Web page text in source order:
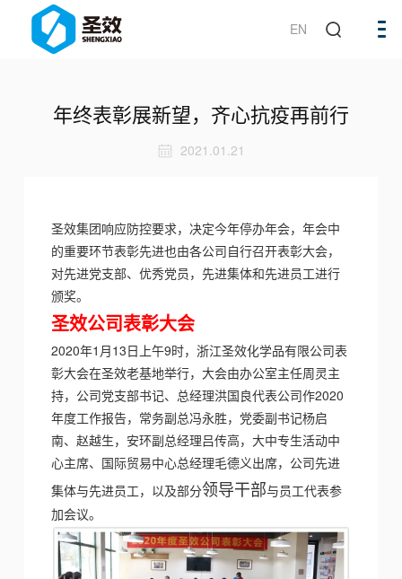
EN
年终表彰展新望，齐心抗疫再前行
2021.01.21
圣效集团响应防控要求，决定今年停办年会，年会中
的重要环节表彰先进也由各公司自行召开表彰大会，
对先进党支部、优秀党员，先进集体和先进员工进行
颁奖。
圣效公司表彰大会
2020年1月13日上午9时，浙江圣效化学品有限公司表
彰大会在圣效老基地举行，大会由办公室主任周灵主
持，公司党支部书记、总经理洪国良代表公司作2020
年度工作报告，常务副总冯永胜，党委副书记杨启
南、赵越生，安环副总经理吕传高，大中专生活动中
心主席、国际贸易中心总经理毛德义出席，公司先进
集体与先进员工，以及部分领导干部与员工代表参
加会议。